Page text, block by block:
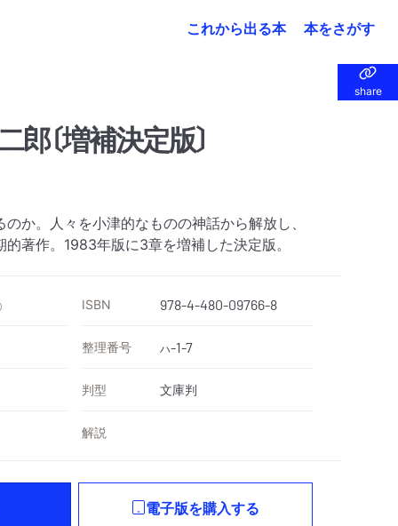
これから出る本 本をさがす
share
share
〔増補決定版〕
か。人々を小津的なものの神話から解放し、
著作。1983年版に3章を増補した決定版。
ISBN 978-4-480-09766-8
整理番号 ハ-1-7
判型 文庫判
解説
電子版を購入する